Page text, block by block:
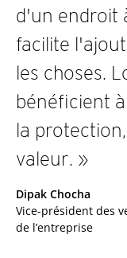
d'un endroit
facilite
les choses.
bénéficient
la
valeur. »
Dipak Chocha
Vice-président des
de l’entreprise